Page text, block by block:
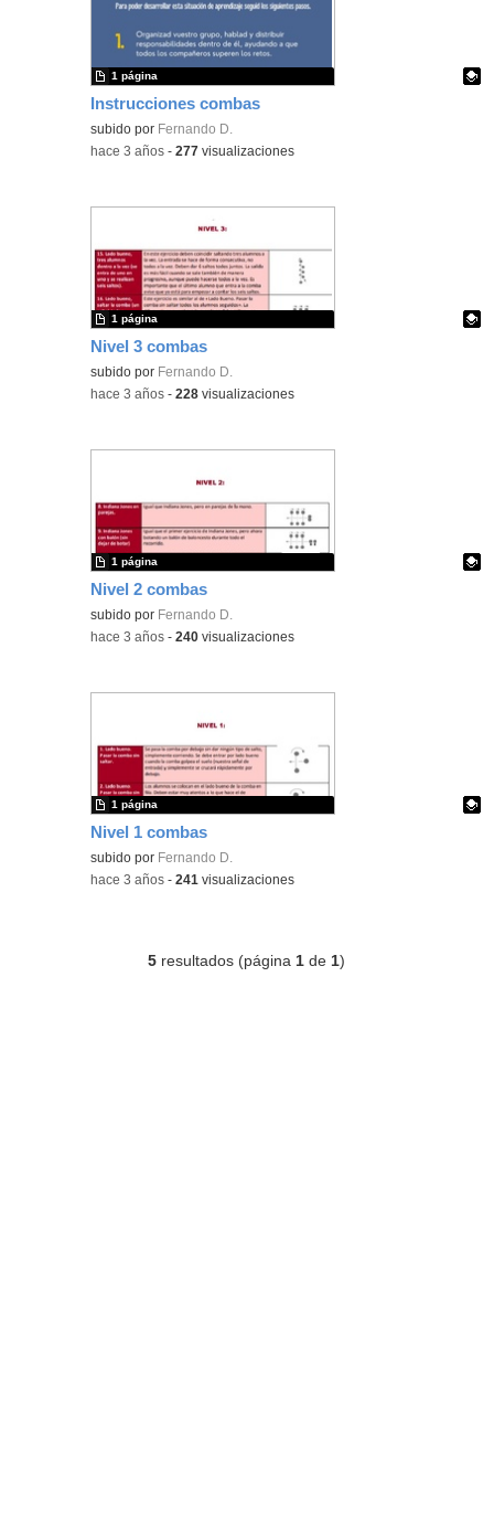
Instrucciones combas
Contenido educativo.
subido por Fernando D.
1 página
-hace 3 años -277 visualizaciones
Nivel 3 combas
Contenido educativo.
subido por Fernando D.
1 página
-hace 3 años -228 visualizaciones
Nivel 2 combas
Contenido educativo.
subido por Fernando D.
1 página
-hace 3 años -240 visualizaciones
Nivel 1 combas
Contenido educativo.
subido por Fernando D.
1 página
-hace 3 años -241 visualizaciones
5 resultados (página 1 de 1)